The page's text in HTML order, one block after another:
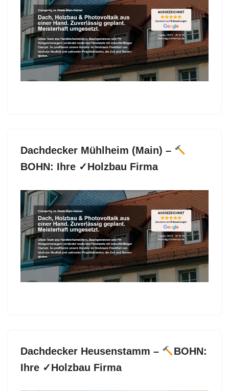
auch ✓Dachfenster, Dacheindeckung, Dachgauben,
Dachstuhl.
BOHN, für Egelsbach – Ihr
Dachdeckermeister für ✓Dachfenster,
✓Dacheindeckung, ✓Dachdecker, ✓Dachgauben
oder ✓Dachstuhl. Schön, dass Sie uns gefunden
haben ✉.
Dachdecker Mühlheim (Main) –
BOHN: Ihre ✓Holzbau Firma
Bekommen Sie Dachdecker in Mühlheim (Main) bei
BOHN und ✓Dacheindeckung, Dachfenster,
Dachgauben, Dachstuhl.
BOHN, Ihr
Dachdeckermeister bietet ✓Dachfenster,
✓Dacheindeckung, ✓Dachdecker, ✓Dachgauben als
auch ✓Dachstuhl in Mühlheim (Main). Ihr Erfolg ist
unsere Leidenschaft ✉.
Dachdecker Heusenstamm –
BOHN:
Ihre ✓Holzbau Firma